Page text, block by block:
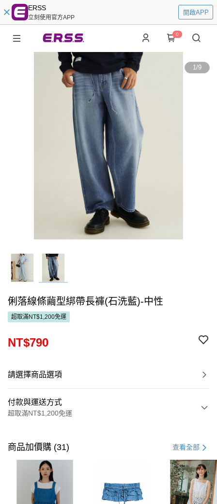
ERSS
立刻使用官方APP
開啟APP
0
1/9
俐落線條繭型綁帶長褲(石洗藍)-中性
超取滿NT$1,200免運
NT$790
請選擇商品選項
付款與運送方式
超取滿NT$1,200免運
信用卡一次付款
超商取貨付款
LINE Pay
Apple Pay
商品加價購 (31) 查看全部